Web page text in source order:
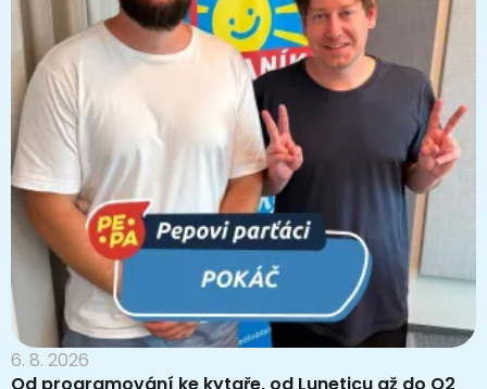
6. 8. 2026
Od programování ke kytaře, od Luneticu až do O2